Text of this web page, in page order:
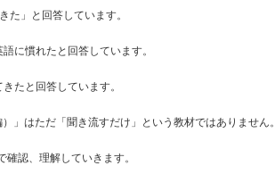
た」と回答しています。
に慣れたと回答しています。
たと回答しています。
」はただ「聞き流すだけ」という教材ではありません。
認、理解していきます。